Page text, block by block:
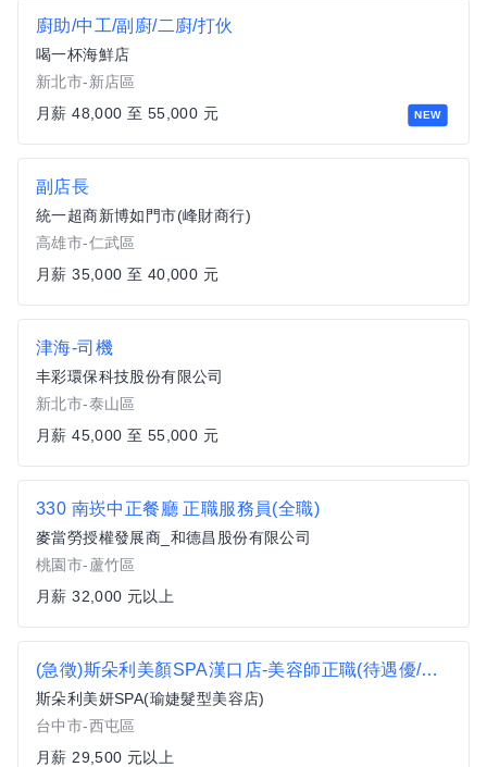
NEW
廚助/中工/副廚/二廚/打伙
喝一杯海鮮店
新北市-新店區
月薪 48,000 至 55,000 元
副店長
統一超商新博如門市(峰財商行)
高雄市-仁武區
月薪 35,000 至 40,000 元
津海-司機
丰彩環保科技股份有限公司
新北市-泰山區
月薪 45,000 至 55,000 元
330 南崁中正餐廳 正職服務員(全職)
麥當勞授權發展商_和德昌股份有限公司
桃園市-蘆竹區
月薪 32,000 元以上
(急徵)斯朵利美顏SPA漢口店-美容師正職(待遇優/等你挑戰/需有經驗)
斯朵利美妍SPA(瑜婕髮型美容店)
台中市-西屯區
月薪 29,500 元以上